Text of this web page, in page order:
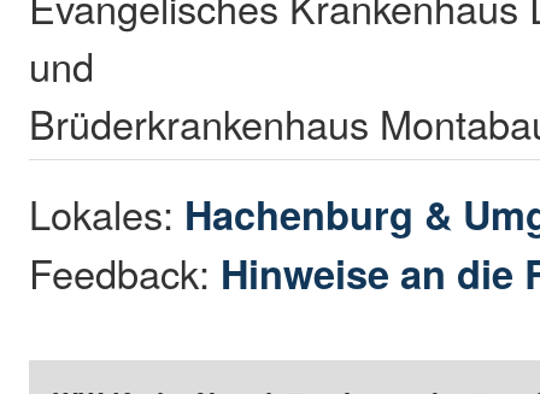
und
Brüderkrankenhaus
Lokales: Hachenburg &
Feedback: Hinweise an die